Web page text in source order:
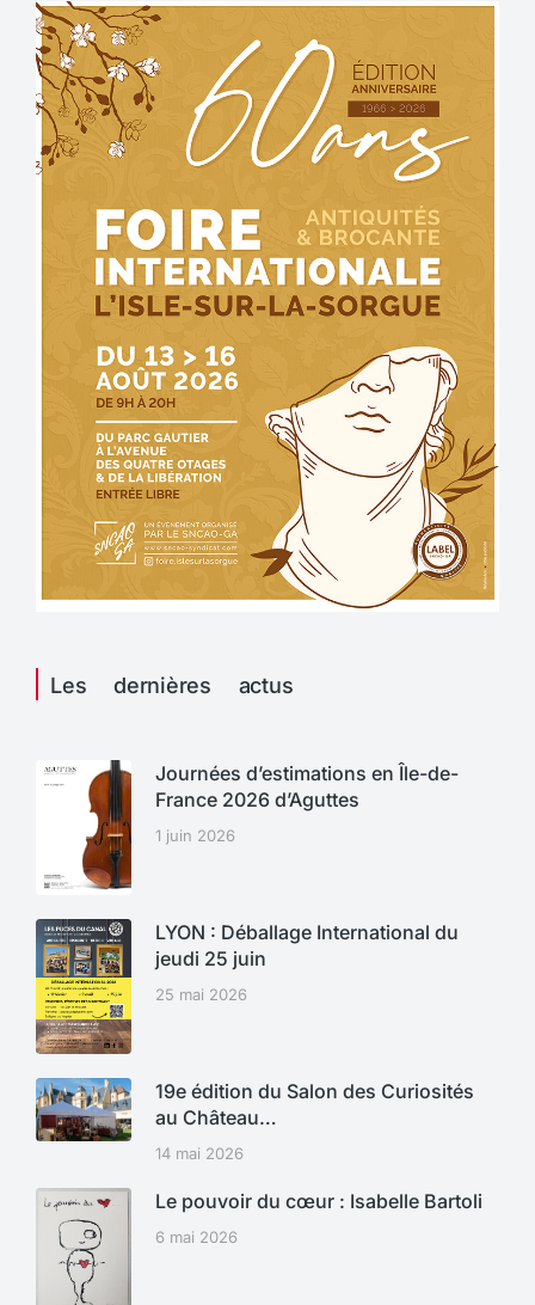
Les dernières actus
Journées d’estimations en Île-de-
France 2026 d’Aguttes
1 juin 2026
LYON : Déballage International du
jeudi 25 juin
25 mai 2026
19e édition du Salon des Curiosités
au Château…
14 mai 2026
Le pouvoir du cœur : Isabelle Bartoli
6 mai 2026